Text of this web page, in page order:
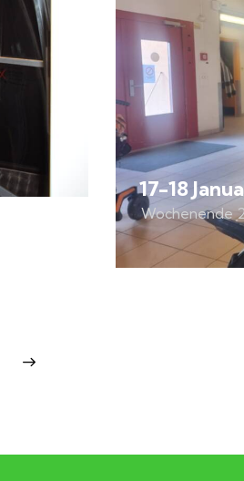
17-18
Wochenende